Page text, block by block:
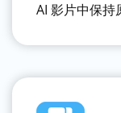
AI 影片中保持